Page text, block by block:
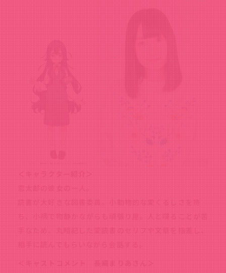
＜キャラクター紹介＞
恋太郎の彼女の一人。
読書が大好きな図書委員。小動物的な愛くるしさを持
ち、小柄で物静かながらも頑張り屋。人と喋ることが苦
手なため、丸暗記した愛読書のセリフや文章を指差し、
相手に読んでもらいながら会話する。
＜キャストコメント 長縄まりあさん＞